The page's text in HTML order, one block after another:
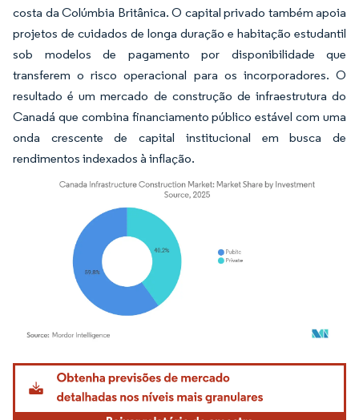
costa da Colúmbia Britânica. O capital privado também apoia
projetos de cuidados de longa duração e habitação estudantil
sob modelos de pagamento por disponibilidade que
transferem o risco operacional para os incorporadores. O
resultado é um mercado de construção de infraestrutura do
Canadá que combina financiamento público estável com uma
onda crescente de capital institucional em busca de
rendimentos indexados à inflação.
Imagem © Mordor Intelligence. O reuso requer atribuição conforme CC BY 4.0.